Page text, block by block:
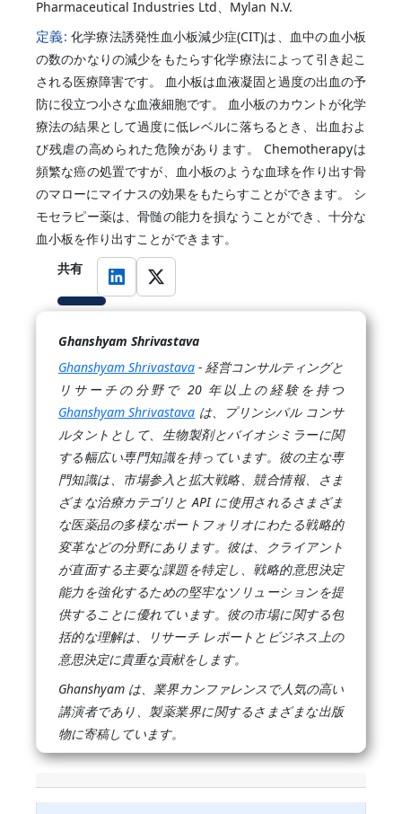
Pharmaceutical Industries Ltd、Mylan N.V.
定義: 化学療法誘発性血小板減少症(CIT)は、血中の血小板
の数のかなりの減少をもたらす化学療法によって引き起こ
される医療障害です。 血小板は血液凝固と過度の出血の予
防に役立つ小さな血液細胞です。 血小板のカウントが化学
療法の結果として過度に低レベルに落ちるとき、出血およ
び残虐の高められた危険があります。 Chemotherapyは
頻繁な癌の処置ですが、血小板のような血球を作り出す骨
のマローにマイナスの効果をもたらすことができます。 シ
モセラピー薬は、骨髄の能力を損なうことができ、十分な
血小板を作り出すことができます。
共有
Ghanshyam Shrivastava
Ghanshyam Shrivastava - 経営コンサルティングと
リサーチの分野で 20 年以上の経験を持つ
Ghanshyam Shrivastava は、プリンシパル コンサ
ルタントとして、生物製剤とバイオシミラーに関
する幅広い専門知識を持っています。彼の主な専
門知識は、市場参入と拡大戦略、競合情報、さま
ざまな治療カテゴリと API に使用されるさまざま
な医薬品の多様なポートフォリオにわたる戦略的
変革などの分野にあります。彼は、クライアント
が直面する主要な課題を特定し、戦略的意思決定
能力を強化するための堅牢なソリューションを提
供することに優れています。彼の市場に関する包
括的な理解は、リサーチ レポートとビジネス上の
意思決定に貴重な貢献をします。
Ghanshyam は、業界カンファレンスで人気の高い
講演者であり、製薬業界に関するさまざまな出版
物に寄稿しています。